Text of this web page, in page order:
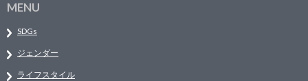
MENU
SDGs
ジェンダー
ライフスタイル